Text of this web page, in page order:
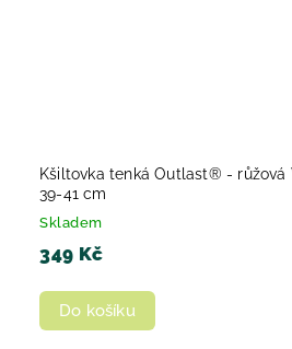
Kšiltovka tenká Outlast® - růžová
39-41 cm
Skladem
349 Kč
Do košíku